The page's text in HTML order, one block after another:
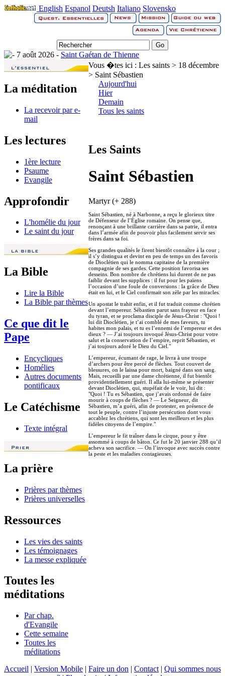
English Espanol Deutsh Italiano Slovensko
7 août 2026 - Saint Gaétan de Thienne
La méditation
La recevoir par e-
mail
Les lectures
1ère lecture
Psaume
Evangile
Approfondir
L'homélie du jour
Le saint du jour
La Bible
Lire la Bible
La Bible par thèmes
Ce que dit le
Pape
Encycliques
Homélies
Autres documents
pontificaux
Le Catéchisme
Texte intégral
La prière
Prières par thèmes
Prières universelles
Ressources
Les vies des saints
Les témoignages
La messe expliquée
Toutes les
méditations
Par chap.
d'Evangile
Cette semaine
Toutes les
méditations
Vous �tes ici : Les saints > 18 décembre
> Saint Sébastien
Aujourd'hui
Hier
Demain
Tous les saints
Les Saints
Saint Sébastien
Martyr (+ 288)
Saint Sébastien, né à Narbonne, a reçu le glorieux titre
de Défenseur de l’Église romaine. On pense que,
renonçant à une brillante carrière dans sa patrie, il entra
dans l’armée afin de pouvoir plus facilement servir ses
frères dans sa foi.
Ses grandes qualités le firent bientôt connaître à la cour ;
il s’y distingua et devint en peu de temps un des favoris
de Dioclétien qui le nomma capitaine de la première
compagnie de ses gardes. Cette position favorisa ses
desseins. Bon nombre de chrétiens lui durent de ne pas
faiblir devant les supplices : il fut pour les païens
l’occasion d’une foule de conversions : la grâce de Dieu
était en lui, et le Ciel confirmait son zèle par les miracles.
Un apostat le trahit enfin, et il fut traduit comme chrétien
devant l’empereur. Sébastien parut sans frayeur en face
du tyran, et se proclama disciple de Jésus-Christ : "Quoi !
lui dit Dioclétien, je t’ai comblé de mes faveurs, tu
habites mon palais, et tu es l’ennemi de l’empereur et des
dieux ? — J’ai toujours invoqué Jésus-Christ pour votre
salut et la conservation de l’empire, reprit Sébastien, et
j’ai toujours adoré le Dieu du Ciel."
L’empereur, écumant de rage, le livra à une troupe
d’archers pour être percé de flèches. Tout couvert de
blessures, on le laissa pour mort, baigné dans son sang.
Mais, recueilli par une dame chrétienne, il fut bientôt
providentiellement guéri. Il alla lui-même se présenter
devant Dioclétien, qui, stupéfait de le voir, lui dit :
"Quoi ! Tu es Sébastien, que j’avais ordonné de faire
mourir à coups de flèches ? — Le Seigneur, dit
Sébastien, m’a guéri, afin de protester, en présence de
tout le peuple, contre l’injuste persécution dont vous
accablez les chrétiens, qui sont les meilleurs et les plus
fidèles citoyens de l’empire."
L’empereur le fit traîner dans le cirque, pour y être
assommé à coups de bâton. Ce fut le 20 janvier 288 qu’il
acheva son sacrifice. — On l’invoque avec succès contre
la peste et les maladies contagieuses.
Accueil | Version Mobile | Faire un don | Contact | Qui sommes nous